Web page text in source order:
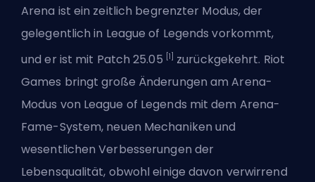
Arena ist ein zeitlich begrenzter Modus, der
gelegentlich in League of Legends vorkommt,
und er ist mit Patch 25.05 [1]
zurückgekehrt. Riot
Games bringt große Änderungen am Arena-
Modus von League of Legends mit dem Arena-
Fame-System, neuen Mechaniken und
wesentlichen Verbesserungen der
Lebensqualität, obwohl einige davon verwirrend